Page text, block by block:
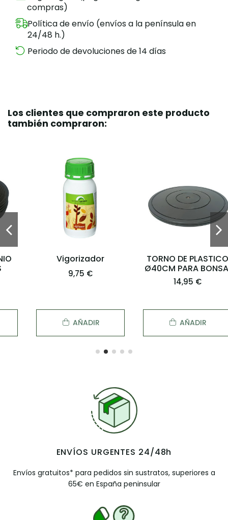
compras)
Política de envío (envíos a la península en
24/48 h.)
Periodo de devoluciones de 14 días
Los clientes que compraron este producto
también compraron:
Vigorizador
9,75 €
AÑADIR
TORNO DE PLASTICO
Ø40CM PARA BONSAI
14,95 €
AÑADIR
ENVÍOS URGENTES 24/48h
Envíos gratuitos* para pedidos sin sustratos, superiores a
65€ en España peninsular